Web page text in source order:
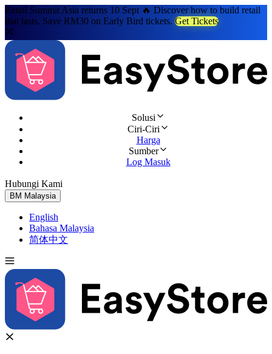
Retail Summit Asia returns 10 Sept 🔥 Discover how to build retail
that lasts. Save RM30 on Early Bird tickets. Get Tickets
Solusi
Ciri-Ciri
Harga
Sumber
Log Masuk
Hubungi Kami
BM Malaysia
English
Bahasa Malaysia
简体中文